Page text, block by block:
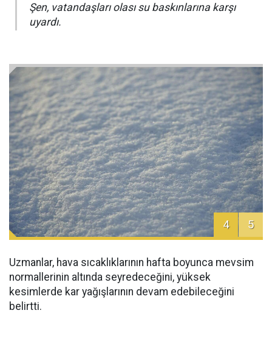
Şen, vatandaşları olası su baskınlarına karşı
uyardı.
4 5
Uzmanlar, hava sıcaklıklarının hafta boyunca mevsim
normallerinin altında seyredeceğini, yüksek
kesimlerde kar yağışlarının devam edebileceğini
belirtti.